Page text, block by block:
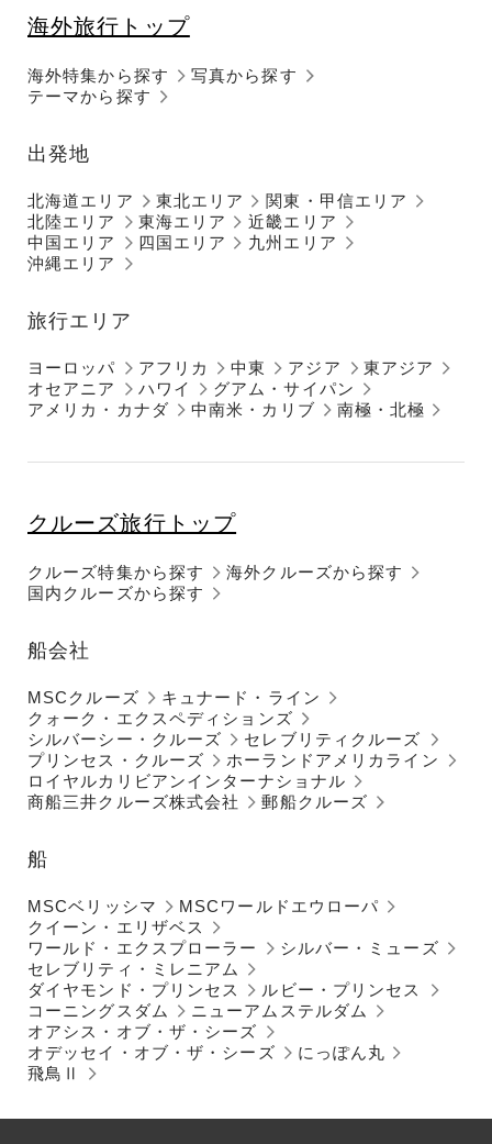
海外旅行トップ
海外特集から探す
テーマから探す
写真から探す
出発地
北海道エリア 東北エリア
関東・甲信エリア
北陸エリア
東海エリア
近畿エリア
中国エリア
四国エリア
九州エリア
沖縄エリア
旅行エリア
ヨーロッパ アフリカ 中東 アジア
東アジア
オセアニア
ハワイ
グアム・サイパン
アメリカ・カナダ
中南米・カリブ 南極・北極
クルーズ旅行トップ
クルーズ特集から探す
国内クルーズから探す
海外クルーズから探す
船会社
MSCクルーズ
キュナード・ライン
クォーク・エクスペディションズ
シルバーシー・クルーズ
セレブリティクルーズ
プリンセス・クルーズ
ホーランドアメリカライン
ロイヤルカリビアンインターナショナル
商船三井クルーズ株式会社
郵船クルーズ
船
MSCベリッシマ
MSCワールドエウローパ
クイーン・エリザベス
ワールド・エクスプローラー
シルバー・ミューズ
セレブリティ・ミレニアム
ダイヤモンド・プリンセス
ルビー・プリンセス
コーニングスダム
ニューアムステルダム
オアシス・オブ・ザ・シーズ
オデッセイ・オブ・ザ・シーズ
にっぽん丸
飛鳥Ⅱ